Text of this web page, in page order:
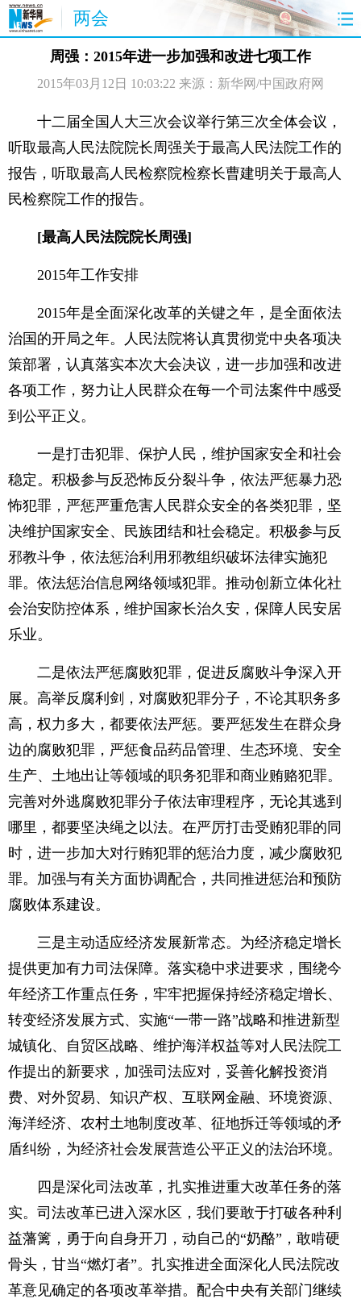
两会
首页 聚焦 最新报道 两会公告
视频 特稿 授权发布 直播
访谈 炫数据 图片 思客
周强：2015年进一步加强和改进七项工作
2015年03月12日 10:03:22 来源：新华网/中国政府网
十二届全国人大三次会议举行第三次全体会议，
听取最高人民法院院长周强关于最高人民法院工作的
报告，听取最高人民检察院检察长曹建明关于最高人
民检察院工作的报告。
[最高人民法院院长周强]
2015年工作安排
2015年是全面深化改革的关键之年，是全面依法
治国的开局之年。人民法院将认真贯彻党中央各项决
策部署，认真落实本次大会决议，进一步加强和改进
各项工作，努力让人民群众在每一个司法案件中感受
到公平正义。
一是打击犯罪、保护人民，维护国家安全和社会
稳定。积极参与反恐怖反分裂斗争，依法严惩暴力恐
怖犯罪，严惩严重危害人民群众安全的各类犯罪，坚
决维护国家安全、民族团结和社会稳定。积极参与反
邪教斗争，依法惩治利用邪教组织破坏法律实施犯
罪。依法惩治信息网络领域犯罪。推动创新立体化社
会治安防控体系，维护国家长治久安，保障人民安居
乐业。
二是依法严惩腐败犯罪，促进反腐败斗争深入开
展。高举反腐利剑，对腐败犯罪分子，不论其职务多
高，权力多大，都要依法严惩。要严惩发生在群众身
边的腐败犯罪，严惩食品药品管理、生态环境、安全
生产、土地出让等领域的职务犯罪和商业贿赂犯罪。
完善对外逃腐败犯罪分子依法审理程序，无论其逃到
哪里，都要坚决绳之以法。在严厉打击受贿犯罪的同
时，进一步加大对行贿犯罪的惩治力度，减少腐败犯
罪。加强与有关方面协调配合，共同推进惩治和预防
腐败体系建设。
三是主动适应经济发展新常态。为经济稳定增长
提供更加有力司法保障。落实稳中求进要求，围绕今
年经济工作重点任务，牢牢把握保持经济稳定增长、
转变经济发展方式、实施“一带一路”战略和推进新型
城镇化、自贸区战略、维护海洋权益等对人民法院工
作提出的新要求，加强司法应对，妥善化解投资消
费、对外贸易、知识产权、互联网金融、环境资源、
海洋经济、农村土地制度改革、征地拆迁等领域的矛
盾纠纷，为经济社会发展营造公平正义的法治环境。
四是深化司法改革，扎实推进重大改革任务的落
实。司法改革已进入深水区，我们要敢于打破各种利
益藩篱，勇于向自身开刀，动自己的“奶酪”，敢啃硬
骨头，甘当“燃灯者”。扎实推进全面深化人民法院改
革意见确定的各项改革举措。配合中央有关部门继续